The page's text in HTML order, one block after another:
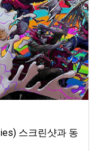
스크린샷과 동